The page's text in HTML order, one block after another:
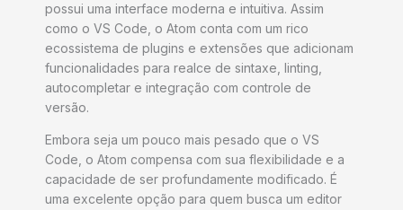
possui uma interface moderna e intuitiva. Assim
como o VS Code, o Atom conta com um rico
ecossistema de plugins e extensões que adicionam
funcionalidades para realce de sintaxe, linting,
autocompletar e integração com controle de
versão.
Embora seja um pouco mais pesado que o VS
Code, o Atom compensa com sua flexibilidade e a
capacidade de ser profundamente modificado. É
uma excelente opção para quem busca um editor